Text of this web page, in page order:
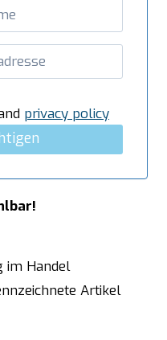
privacy policy
im Handel
Artikel